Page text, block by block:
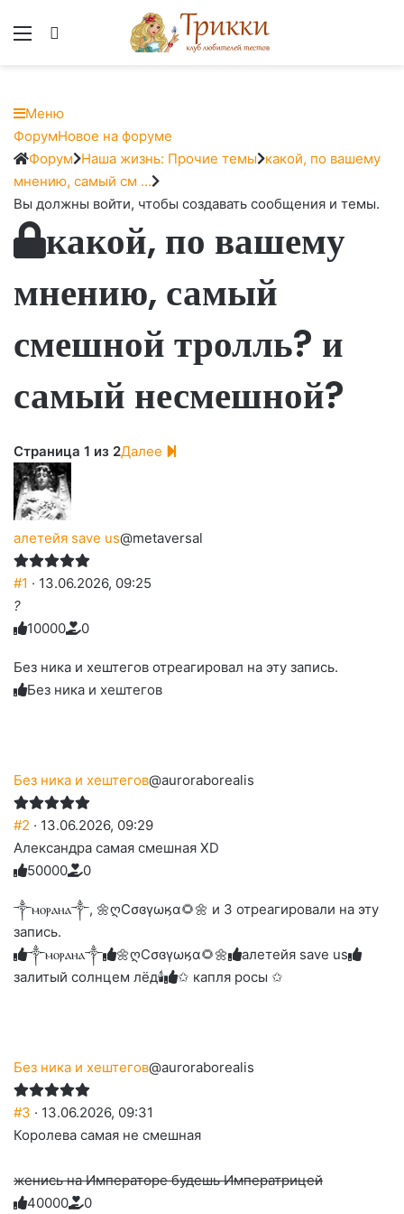
Меню
Меню
Навигация
Форума
ФорумНовое на форуме
Форум
breadcrumbs
-
Вы
здесь:
Форум Наша жизнь: Прочие темы какой, по вашему
мнению, самый см …
Вы должны войти, чтобы создавать сообщения и темы.
какой, по вашему
мнению, самый
смешной тролль? и
самый несмешной?
Страница 1 из 2Далее
алетейя save us@metaversal
#1 · 13.06.2026, 09:25
?
Голосуйте
вверх.
1
Нажмите
реакцию:
0
Нажмите
реакцию:
до
0
Нажмите
реакцию:
0
Нажмите
реакцию:
0
Нажмите
благодарю
0
Без ника и хештегов отреагировал на эту запись.
Без ника и хештегов
Без ника и хештегов@auroraborealis
#2 · 13.06.2026, 09:29
Александра самая смешная XD
Голосуйте
вверх.
5
Нажмите
реакцию:
улыбаюсь
0
Нажмите
реакцию:
смеюсь
до
0
Нажмите
реакцию:
печаль
0
Нажмите
реакцию:
плачу
0
Нажмите
благодарю
0
༒ⲙⲟⲣⲁⲏⲁ༒, 🌼ღСσɞγωӄα🌻🌼 и 3 отреагировали на эту
запись.
༒ⲙⲟⲣⲁⲏⲁ༒
🌼ღСσɞγωӄα🌻🌼
алетейя save us
залитый солнцем лёд🕯
✩ капля росы ✩
Без ника и хештегов@auroraborealis
#3 · 13.06.2026, 09:31
Королева самая не смешная
женись на Императоре будешь Императрицей
Голосуйте
40000
Нажмите
0